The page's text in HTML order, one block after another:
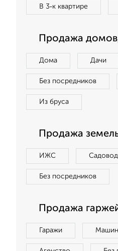
В 3‑к квартире
Продажа
Дома Дачи
Без посредников
Из бруса
Продажа
ИЖС
Без посредников
Продажа
Гаражи